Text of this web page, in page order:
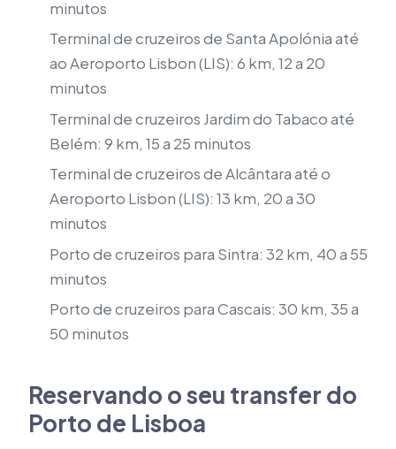
minutos
Terminal de cruzeiros de Santa Apolónia até
ao Aeroporto Lisbon (LIS): 6 km, 12 a 20
minutos
Terminal de cruzeiros Jardim do Tabaco até
Belém: 9 km, 15 a 25 minutos
Terminal de cruzeiros de Alcântara até o
Aeroporto Lisbon (LIS): 13 km, 20 a 30
minutos
Porto de cruzeiros para Sintra: 32 km, 40 a 55
minutos
Porto de cruzeiros para Cascais: 30 km, 35 a
50 minutos
Reservando o seu transfer do
Porto de Lisboa